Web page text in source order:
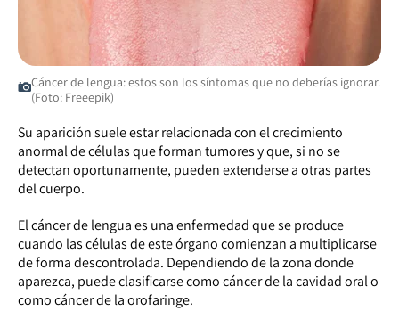
Cáncer de lengua: estos son los síntomas que no deberías ignorar.
(Foto: Freeepik)
Su aparición suele estar relacionada con el crecimiento
anormal de células que forman tumores y que, si no se
detectan oportunamente, pueden extenderse a otras partes
del cuerpo.
El cáncer de lengua es una enfermedad que se produce
cuando las células de este órgano comienzan a multiplicarse
de forma descontrolada. Dependiendo de la zona donde
aparezca, puede clasificarse como cáncer de la cavidad oral o
como cáncer de la orofaringe.